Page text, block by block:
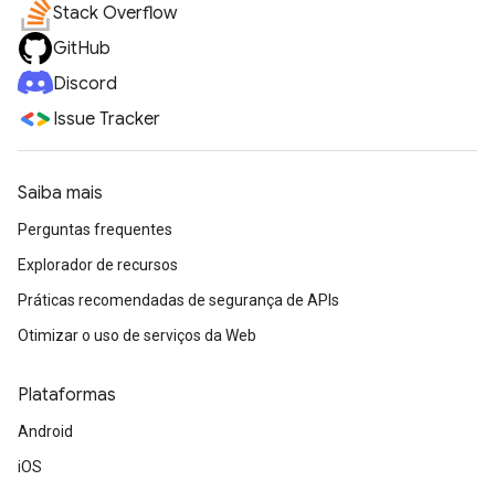
Stack Overflow
GitHub
Discord
Issue Tracker
Saiba mais
Perguntas frequentes
Explorador de recursos
Práticas recomendadas de segurança de APIs
Otimizar o uso de serviços da Web
Plataformas
Android
iOS